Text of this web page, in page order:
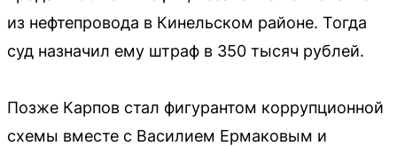
из нефтепровода в Кинельском районе. Тогда
суд назначил ему штраф в 350 тысяч рублей.
Позже Карпов стал фигурантом коррупционной
схемы вместе с Василием Ермаковым и